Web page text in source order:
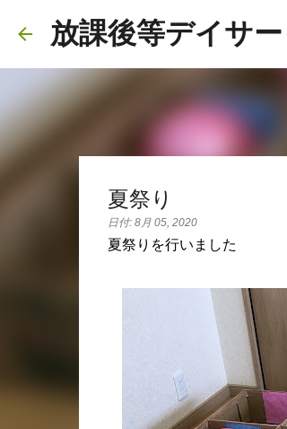
放課後等デイサ
夏祭り
日付: 8月 05, 2020
夏祭りを行いました